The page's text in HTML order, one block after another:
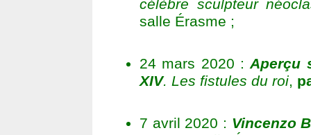
célèbre sculpteur
salle Érasme ;
24 mars 2020 :Aperçu
XIV. Les fistules du roi,
7 avril 2020 : Vincenzo